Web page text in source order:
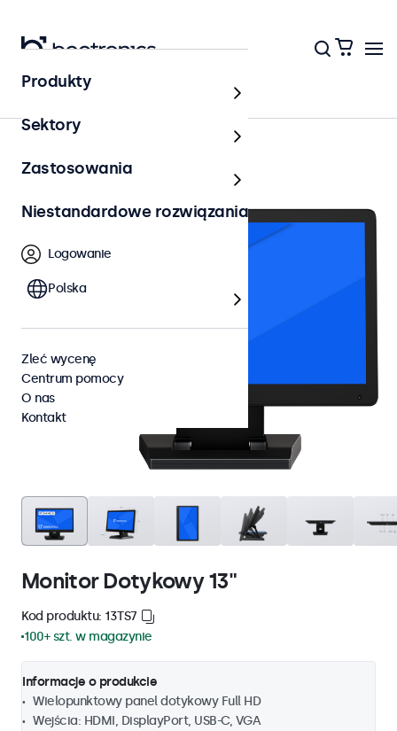
Monitor Dotykowy 13"
Kod produktu: 13TS7
100+ szt. w magazynie
Informacje o produkcie
Wielopunktowy panel dotykowy Full HD
Wejścia: HDMI, DisplayPort, USB-C, VGA
Produkty
Sektory
Zastosowania
Niestandardowe rozwiązania
Logowanie
Polska
Zleć wycenę
Centrum pomocy
O nas
Kontakt